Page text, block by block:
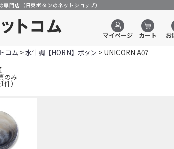
門店（日東ボタンのネットショップ）
マイページ カート お
コム>水牛調【HORN】ボタン> UNICORN A07
のみ
件）